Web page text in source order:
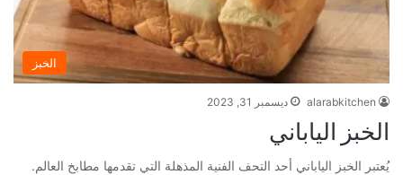
الخبز
alarabkitchen ديسمبر 31, 2023
الخبز الياباني
يُعتبر الخبز الياباني أحد التحف الفنية المذهلة التي تقدمها مطابخ العالم.